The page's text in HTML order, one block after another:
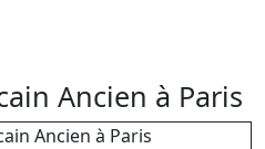
Ancien à Paris